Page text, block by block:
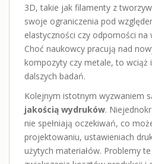
3D, takie jak filamenty z
swoje ograniczenia pod
elastyczności czy odporności na
Choć naukowcy pracują nad
kompozyty czy metale, to wciąż
dalszych badań.
Kolejnym istotnym wyzwaniem
jakością wydruków.
nie spełniają oczekiwań, co
projektowaniu, ustawieniach
użytych materiałów. Problemy